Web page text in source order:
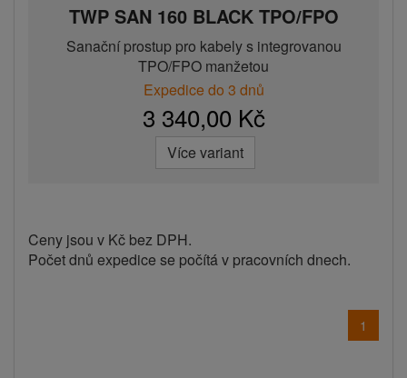
TWP SAN 160 BLACK TPO/FPO
Sanační prostup pro kabely s integrovanou
TPO/FPO manžetou
Expedice do 3 dnů
3 340,00 Kč
Více variant
Ceny jsou v Kč bez DPH.
Počet dnů expedice se počítá v pracovních dnech.
1